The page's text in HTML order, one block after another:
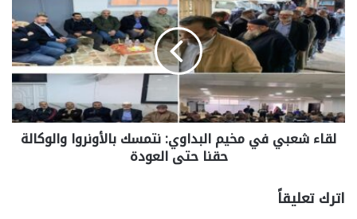
لقاء شعبي في مخيم البداوي: نتمسك بالأونروا والوكالة
حقنا حتى العودة
اترك تعليقاً